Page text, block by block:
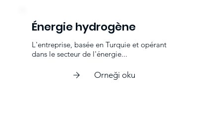
Énergie hydrogène
L'entreprise, basée en Turquie et opérant
dans le secteur de l'énergie...
Orneği oku